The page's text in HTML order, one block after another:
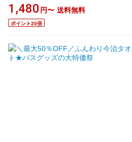
1,480 円〜 送料無料
ポイント20倍